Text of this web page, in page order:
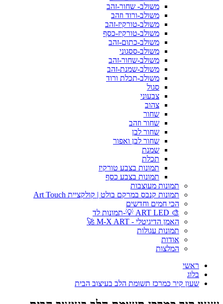
משולב- שחור-זהב
משולב-ורוד וזהב
משולב-טורקיז-זהב
משולב-טורקיז-כסף
משולב-כתום-זהב
משולב-ססגוני
משולב-שחור-זהב
משולב-שמנת-זהב
משולב-תכלת ורוד
סגול
צבעוני
צהוב
שחור
שחור וזהב
שחור לבן
שחור לבן ואפור
שמנת
תכלת
תמונות בצבע טורקיז
תמונות בצבע כסף
תמונות מעוצבות
תמונות קנבס במרקם בולט | קולקציית Art Touch
הכי חמים וחדשים
🎨 ART LED 💡-תמונות לד
האמן הדיגיטלי - M-X ART 🚀
תמונות עגולות
אודות
המלצות
ראשי
בלוג
שעון קיר כמרכז תשומת הלב בעיצוב הבית